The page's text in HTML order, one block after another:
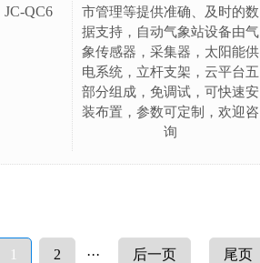
JC-QC6
市管理等提供准确、及时的数
据支持，自动气象站设备由气
象传感器，采集器，太阳能供
电系统，立杆支架，云平台五
部分组成，免调试，可快速安
装布置，参数可定制，欢迎咨
询
1 2 ··· 后一页 尾页